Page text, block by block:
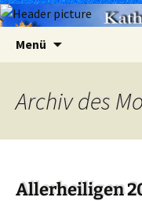
Menü
Archiv des
Allerheiligen